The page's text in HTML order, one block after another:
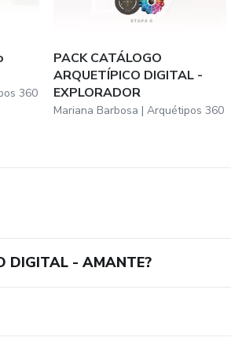
a história, a empatia que será depois
equipe, estou trabalhando para lhe dar
distinta, um tom de voz
360
PACK CATÁLOGO
ARQUETÍPICO DIGITAL -
EXPLORADOR
Mariana Barbosa | Arquétipos 360
DIGITAL - AMANTE?